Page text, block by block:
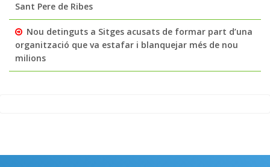
Sant Pere de Ribes
Nou detinguts a Sitges acusats de formar part d’una
organització que va estafar i blanquejar més de nou
milions